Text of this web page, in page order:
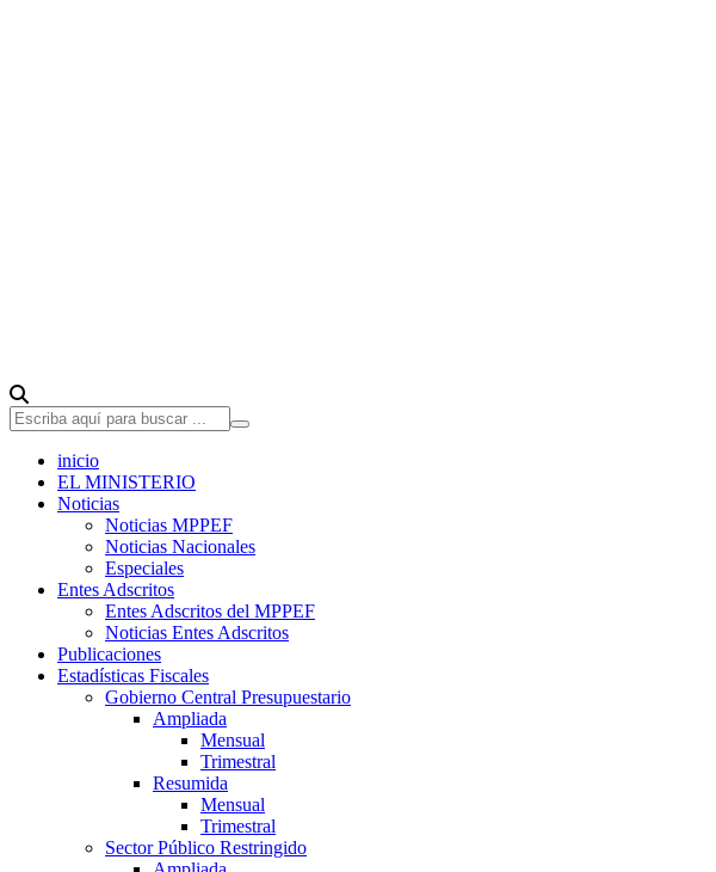
inicio
EL MINISTERIO
Noticias
Noticias MPPEF
Noticias Nacionales
Especiales
Entes Adscritos
Entes Adscritos del MPPEF
Noticias Entes Adscritos
Publicaciones
Estadísticas Fiscales
Gobierno Central Presupuestario
Ampliada
Mensual
Trimestral
Resumida
Mensual
Trimestral
Sector Público Restringido